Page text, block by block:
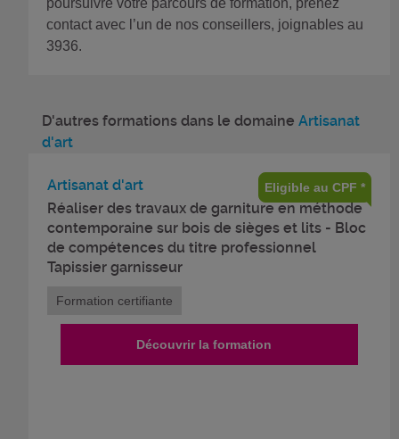
poursuivre votre parcours de formation, prenez
contact avec l’un de nos conseillers, joignables au
3936.
D'autres formations dans le domaine Artisanat
d'art
Artisanat d'art
Réaliser des travaux de garniture en méthode
contemporaine sur bois de sièges et lits - Bloc
de compétences du titre professionnel
Tapissier garnisseur
Eligible au CPF *
Formation certifiante
Découvrir la formation